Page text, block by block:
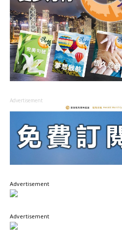
Advertisement
Advertisement
Advertisement